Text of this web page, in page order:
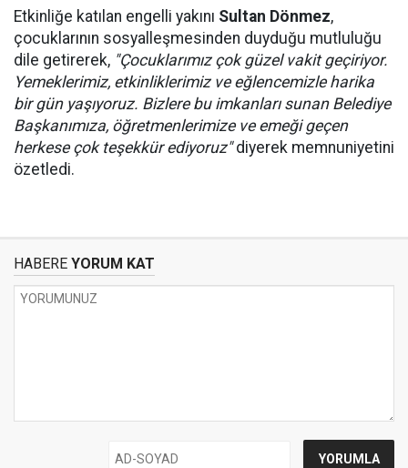
Etkinliğe katılan engelli yakını Sultan Dönmez,
çocuklarının sosyalleşmesinden duyduğu mutluluğu
dile getirerek, "Çocuklarımız çok güzel vakit geçiriyor.
Yemeklerimiz, etkinliklerimiz ve eğlencemizle harika
bir gün yaşıyoruz. Bizlere bu imkanları sunan Belediye
Başkanımıza, öğretmenlerimize ve emeği geçen
herkese çok teşekkür ediyoruz"diyerek memnuniyetini
özetledi.
HABERE YORUM KAT